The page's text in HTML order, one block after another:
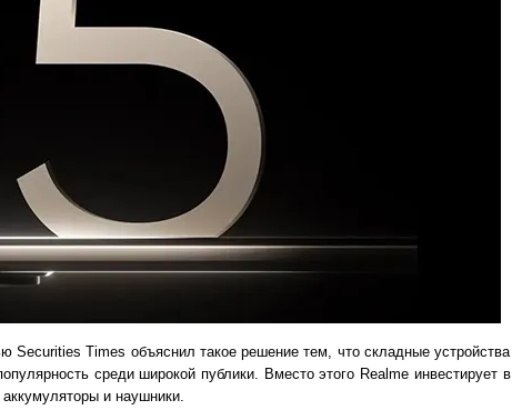
Securities Times объяснил такое решение тем, что складные устройства
среди широкой публики. Вместо этого Realme инвестирует в
и наушники.